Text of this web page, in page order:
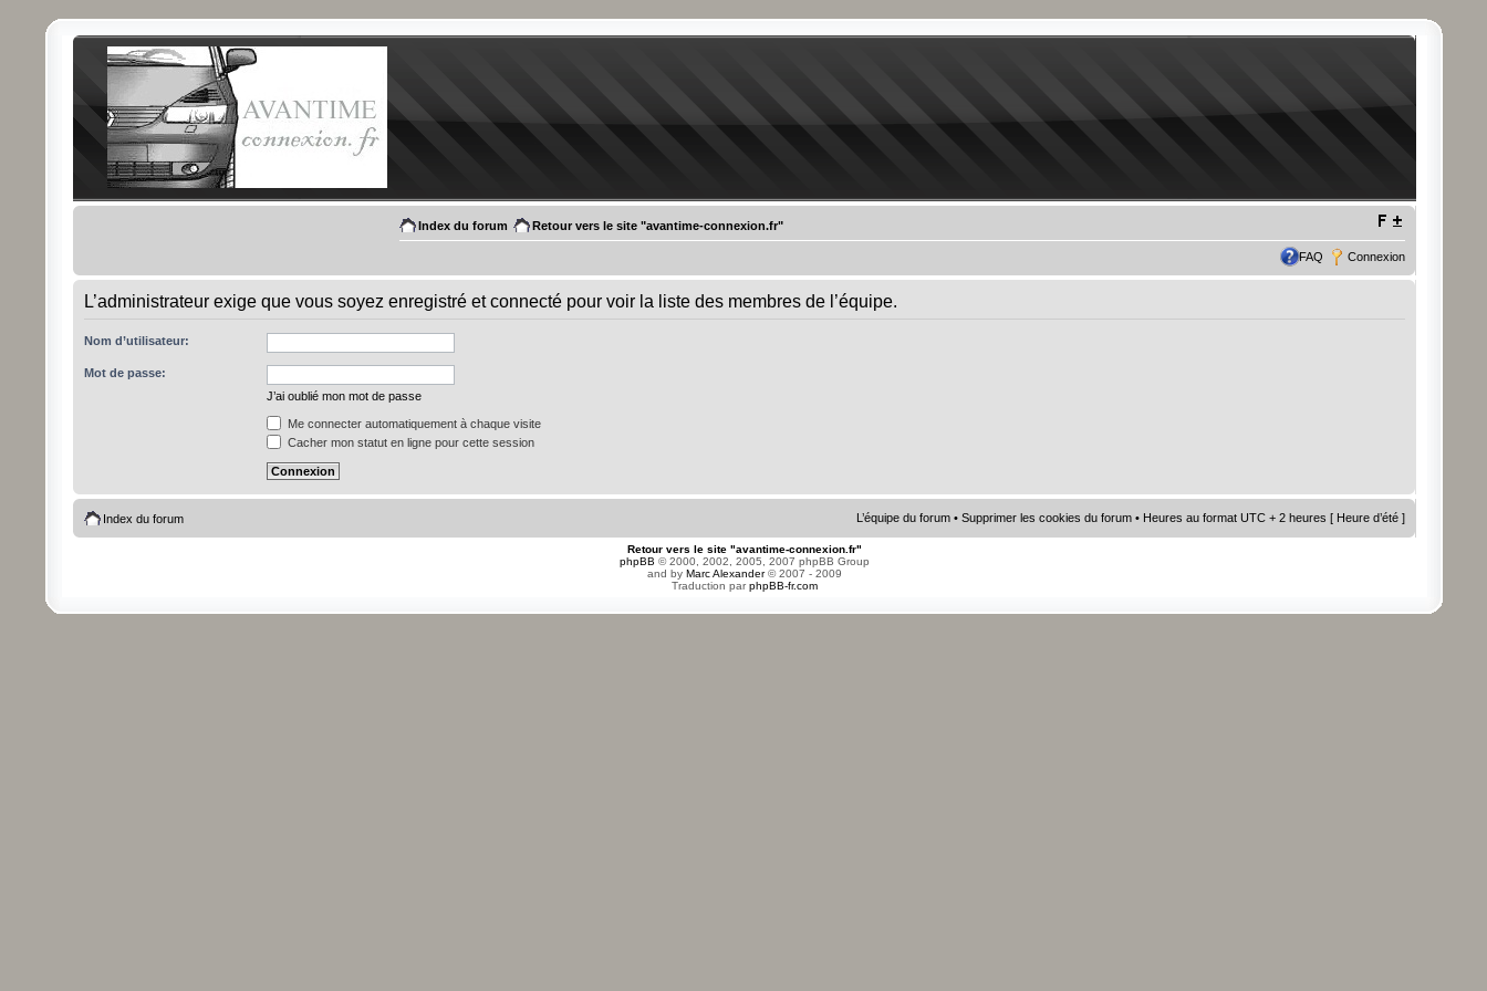
Index du forum Retour vers le site "avantime-connexion.fr"
FAQ Connexion
L’administrateur exige que vous soyez enregistré et connecté pour voir la liste des membres de l’équipe.
Nom d’utilisateur:
Mot de passe:
J’ai oublié mon mot de passe
Me connecter automatiquement à chaque visite
Cacher mon statut en ligne pour cette session
Index du forum L’équipe du forum •Supprimer les cookies du forum • Heures au format UTC + 2 heures [ Heure d’été ]
Retour vers le site "avantime-connexion.fr"
phpBB © 2000, 2002, 2005, 2007 phpBB Group
and by Marc Alexander© 2007 - 2009
Traduction parphpBB-fr.com